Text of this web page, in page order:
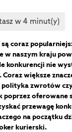
coraz
w naszym kraju
konkurencji nie
większe
polityka zwrotów
poprzez oferowane
przewagę
na początku
kurierski.